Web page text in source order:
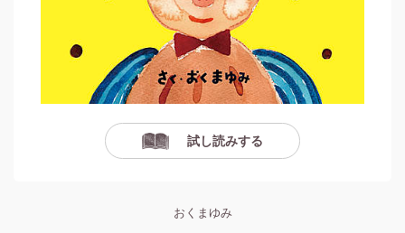
試し読みする
おくまゆみ